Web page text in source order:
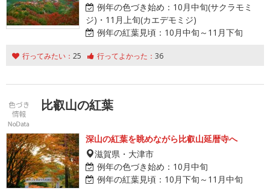
例年の色づき始め： 10月中旬(サクラモミ
ジ)・11月上旬(カエデモミジ)
例年の紅葉見頃： 10月中旬～11月下旬
行ってみたい： 25 行ってよかった： 36
比叡山の紅葉
深山の紅葉を眺めながら比叡山延暦寺へ
滋賀県・大津市
例年の色づき始め： 10月中旬
例年の紅葉見頃： 10月下旬～11月中旬